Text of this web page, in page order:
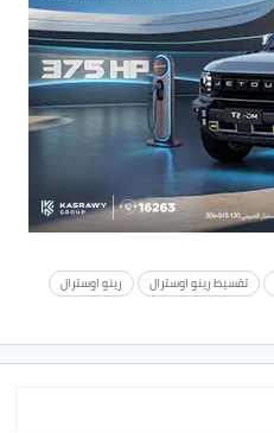
تقسيط رينو اوسترال
رينو اوسترال